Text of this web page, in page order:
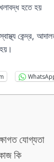
হতে হয়
কেন্দ্র,
যোগ্যতা
কি